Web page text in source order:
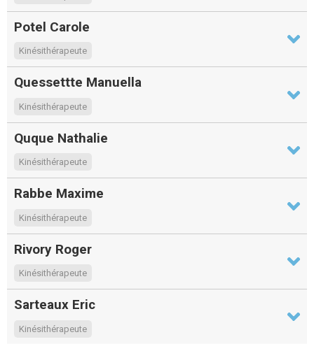
Potel Carole
Kinésithérapeute
Quessettte Manuella
Kinésithérapeute
Quque Nathalie
Kinésithérapeute
Rabbe Maxime
Kinésithérapeute
Rivory Roger
Kinésithérapeute
Sarteaux Eric
Kinésithérapeute